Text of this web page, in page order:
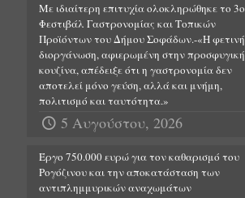
Με ιδιαίτερη επιτυχία ολοκληρώθηκε το 3ο
Φεστιβάλ Γαστρονομίας και Τοπικών
Προϊόντων του Δήμου Σοφάδων.-«Η φετινή
διοργάνωση, αφιερωμένη στην προσφυγική
κουζίνα, απέδειξε ότι η γαστρονομία δεν
αποτελεί μόνο γεύση, αλλά και μνήμη,
πολιτισμό και ταυτότητα.»
5 Αυγούστου, 2026
Έργο 750.000 ευρώ για τον καθαρισμό του
Ρογόζινου και την αποκατάσταση των
αντιπλημμυρικών αναχωμάτων